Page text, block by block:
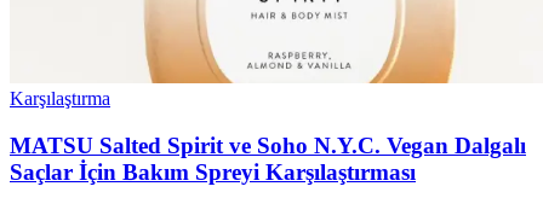
Karşılaştırma
MATSU Salted Spirit ve Soho N.Y.C. Vegan Dalgalı
Saçlar İçin Bakım Spreyi Karşılaştırması